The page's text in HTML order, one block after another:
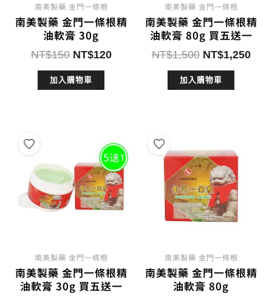
南美製藥 金門一條根
南美製藥 金門一條根精
油軟膏 30g
NT$150 原
始
價
NT$120目
加入購物車
南美製藥 金門一條根
南美製藥 金門一條根精
油軟膏 80g 買五送一
NT$1,500 原
始
價
NT$1,250目
加入購物車
南美製藥 金門一條根
南美製藥 金門一條根精
油軟膏 30g 買五送一
南美製藥 金門一條根
南美製藥 金門一條根精
油軟膏 80g